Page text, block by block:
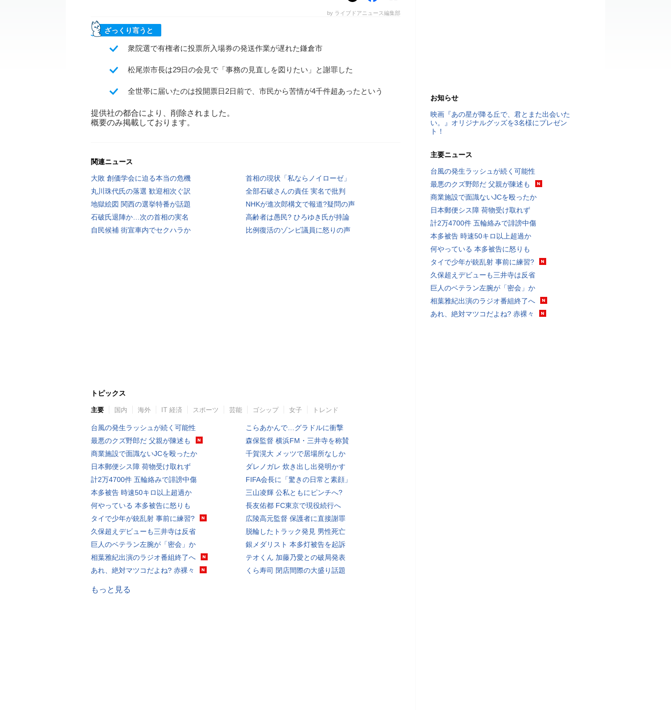
by ライブドアニュース編集部
ざっくり言うと
衆院選で有権者に投票所入場券の発送作業が遅れた鎌倉市
松尾崇市長は29日の会見で「事務の見直しを図りたい」と謝罪した
全世帯に届いたのは投開票日2日前で、市民から苦情が4千件超あったという
提供社の都合により、削除されました。
概要のみ掲載しております。
関連ニュース
大敗 創価学会に迫る本当の危機
首相の現状「私ならノイローゼ」
丸川珠代氏の落選 歓迎相次ぐ訳
全部石破さんの責任 実名で批判
地獄絵図 関西の選挙特番が話題
NHKが進次郎構文で報道?疑問の声
石破氏退陣か…次の首相の実名
高齢者は愚民? ひろゆき氏が持論
自民候補 街宣車内でセクハラか
比例復活のゾンビ議員に怒りの声
トピックス
主要 国内 海外 IT 経済 スポーツ 芸能 ゴシップ 女子 トレンド
台風の発生ラッシュが続く可能性
最悪のクズ野郎だ 父親が陳述も
商業施設で面識ないJCを殴ったか
日本郵便シス障 荷物受け取れず
計2万4700件 五輪絡みで誹謗中傷
本多被告 時速50キロ以上超過か
何やっている 本多被告に怒りも
タイで少年が銃乱射 事前に練習?
久保超えデビューも三井寺は反省
巨人のベテラン左腕が「密会」か
相葉雅紀出演のラジオ番組終了へ
あれ、絶対マツコだよね? 赤裸々
こらあかんで…グラドルに衝撃
森保監督 横浜FM・三井寺を称賛
千賀滉大 メッツで居場所なしか
ダレノガレ 炊き出し出発明かす
FIFA会長に「驚きの日常と素顔」
三山凌輝 公私ともにピンチへ?
長友佑都 FC東京で現役続行へ
広陵高元監督 保護者に直接謝罪
脱輪したトラック発見 男性死亡
銀メダリスト 本多灯被告を起訴
テオくん 加藤乃愛との破局発表
くら寿司 閉店間際の大盛り話題
もっと見る
お知らせ
映画『あの星が降る丘で、君とまた出会いた
い。』オリジナルグッズを3名様にプレゼン
ト！
主要ニュース
台風の発生ラッシュが続く可能性
最悪のクズ野郎だ 父親が陳述も
商業施設で面識ないJCを殴ったか
日本郵便シス障 荷物受け取れず
計2万4700件 五輪絡みで誹謗中傷
本多被告 時速50キロ以上超過か
何やっている 本多被告に怒りも
タイで少年が銃乱射 事前に練習?
久保超えデビューも三井寺は反省
巨人のベテラン左腕が「密会」か
相葉雅紀出演のラジオ番組終了へ
あれ、絶対マツコだよね? 赤裸々